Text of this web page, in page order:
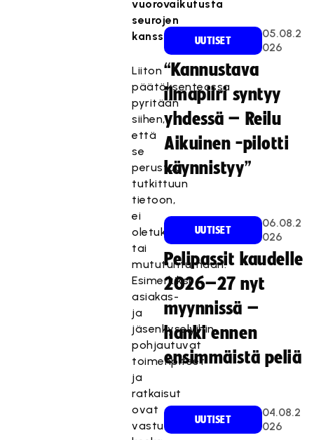
vuorovaikutusta
seurojen
kanssa.
Liiton
päätöksenteossa
pyritään
siihen,
että
se
perustuu
tutkittuun
tietoon,
ei
oletuksiin
tai
mututuntumaan.
Esimerkiksi
asiakas-
ja
jäsenkyselyihin
pohjautuvat
toimenpiteet
ja
ratkaisut
ovat
vastuullisia,
UUTISET
05.08.2
026
“Kannustava
ilmapiiri syntyy
yhdessä – Reilu
Aikuinen -pilotti
käynnistyy”
UUTISET
06.08.2
026
Pelipassit kaudelle
2026–27 nyt
myynnissä –
hanki ennen
ensimmäistä peliä
UUTISET
04.08.2
026